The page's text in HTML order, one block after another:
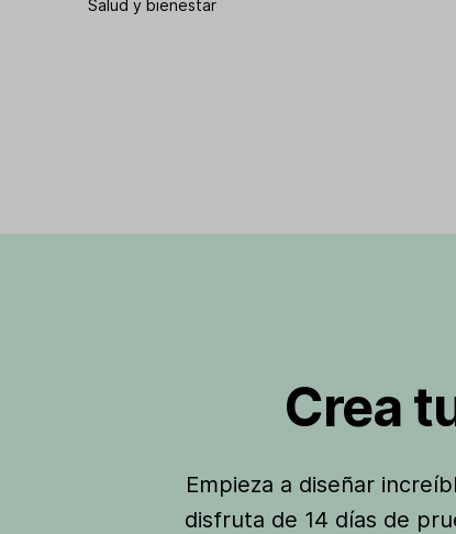
Salud y bienestar
Crea
Empieza a diseñar
disfruta de 14 días de